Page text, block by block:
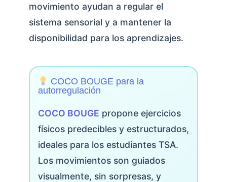
movimiento ayudan a regular el
sistema sensorial y a mantener la
disponibilidad para los aprendizajes.
COCO BOUGE para la
autorregulación
COCO BOUGE propone ejercicios
físicos predecibles y estructurados,
ideales para los estudiantes TSA.
Los movimientos son guiados
visualmente, sin sorpresas, y